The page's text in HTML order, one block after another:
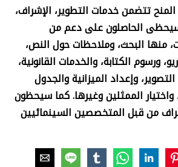
تتضمن خدمات التطوير، الإشراف،
الحاصلون على دعم من
منها البحث، وملاحظات حول النص،
ورسوم الكتابة، والخدمات القانونية،
وإعداد الميزانية والجدول
واختيار الممثلين وغيرها. كما سيحظون
من قبل المتخصصين السينمائيين